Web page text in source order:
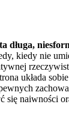
długa,
kiedy nie
układa
się naiwności